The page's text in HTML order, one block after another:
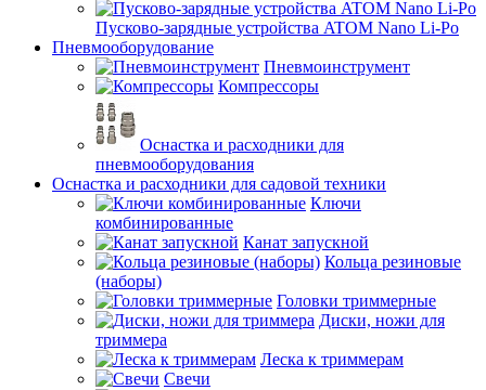
Пусково-зарядные устройства ATOM Nano Li-Po
Пневмооборудование
Пневмоинструмент
Компрессоры
Оснастка и расходники для
пневмооборудования
Оснастка и расходники для садовой техники
Ключи
комбинированные
Канат запускной
Кольца резиновые
(наборы)
Головки триммерные
Диски, ножи для
триммера
Леска к триммерам
Свечи